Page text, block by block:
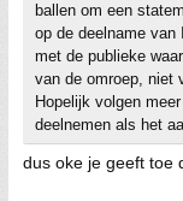
ballen om een
op de deelname
met de publieke
van de omroep, niet
Hopelijk volgen
deelnemen als het
dus oke je geeft toe